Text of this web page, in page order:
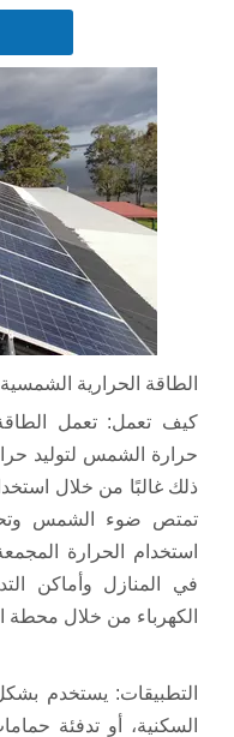
الطاقة الحرارية
كيف تعمل: تعمل
حرارة الشمس لتوليد
ذلك غالبًا من خلال
تمتص ضوء الشمس
استخدام الحرارة
في المنازل وأماكن
الكهرباء من خلال محطة
التطبيقات: يستخدم
السكنية، أو تدفئة